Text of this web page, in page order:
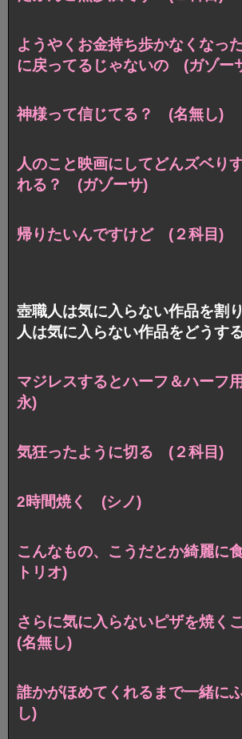
ようやくお金持ち歩かなくなっ
に戻ってるじゃないの (ガゾー
神様って信じてる？ (名無し)
人のこと映画にしてどんズベり
れる？ (ガゾーサ)
帰りたいんですけど (２科目)
壺職人は気に入らない作品を割
人は気に入らない作品をどうす
マジレスするとハーフ＆ハーフ
永)
気狂ったように切る (２科目)
2時間焼く (シノ)
こんなもの、こうだとか綺麗に
トリオ)
さらに気に入らないピザを焼く
(名無し)
誰かがほめてくれるまで一緒に
し)